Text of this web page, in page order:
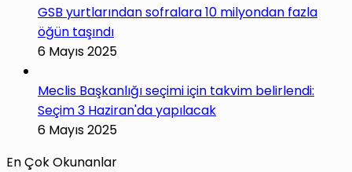
GSB yurtlarından sofralara 10 milyondan fazla
öğün taşındı
6 Mayıs 2025
Meclis Başkanlığı seçimi için takvim belirlendi:
Seçim 3 Haziran'da yapılacak
6 Mayıs 2025
En Çok Okunanlar